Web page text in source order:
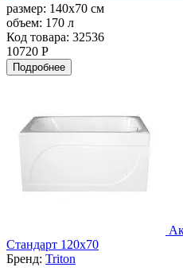
размер: 140x70 см
объем: 170 л
Код товара: 32536
10720 Р
Подробнее
Стандарт 120х70
Бренд: Triton